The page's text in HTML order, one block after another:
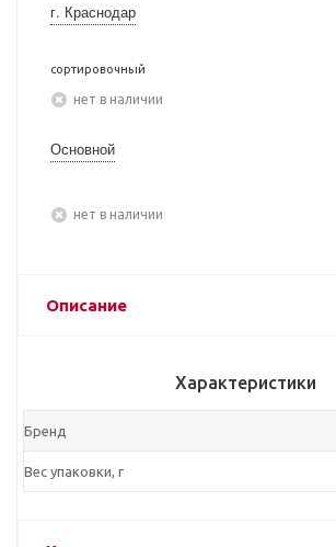
г. Краснодар
сортировочный
Нет в наличии
Основной
Нет в наличии
Описание
Характеристики
Бренд
Вес упаковки, г